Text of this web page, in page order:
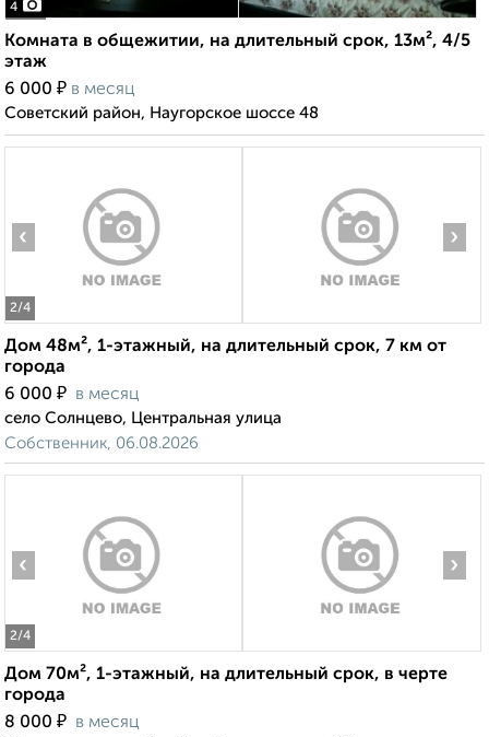
4
Комната в общежитии, на длительный срок, 13м², 4/5
этаж
6 000 ₽ в месяц
Советский район, Наугорское шоссе 48
2/4
‹ ›
Дом 48м², 1-этажный, на длительный срок, 7 км от
города
6 000 ₽ в месяц
село Солнцево, Центральная улица
Собственник, 06.08.2026
2/4
‹ ›
Дом 70м², 1-этажный, на длительный срок, в черте
города
8 000 ₽ в месяц